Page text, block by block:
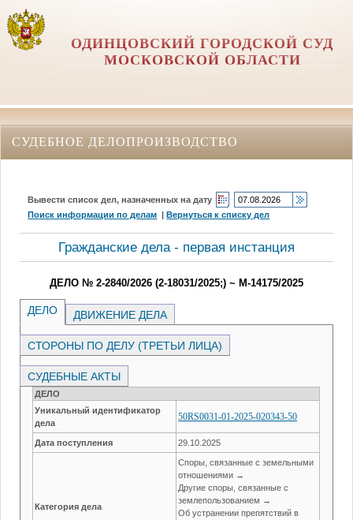
ОДИНЦОВСКИЙ ГОРОДСКОЙ СУД
МОСКОВСКОЙ ОБЛАСТИ
СУДЕБНОЕ ДЕЛОПРОИЗВОДСТВО
Вывести список дел, назначенных на дату
Поиск информации по делам |Вернуться к списку дел
Гражданские дела - первая инстанция
ДЕЛО № 2-2840/2026 (2-18031/2025;) ~ М-14175/2025
ДЕЛО ДВИЖЕНИЕ ДЕЛА
СТОРОНЫ ПО ДЕЛУ (ТРЕТЬИ ЛИЦА)
СУДЕБНЫЕ АКТЫ
ДЕЛО
Уникальный идентификатор
дела
50RS0031-01-2025-020343-50
Дата поступления 29.10.2025
Категория дела
Споры, связанные с земельными
отношениями →
Другие споры, связанные с
землепользованием →
Об устранении препятствий в